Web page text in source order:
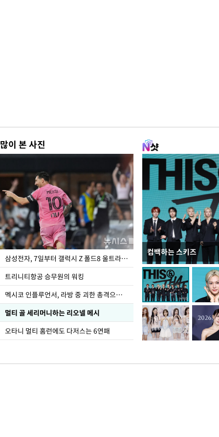
많이 본 사진
삼성전자, 7일부터 갤럭시 Z 폴드8 울트라·폴드8·플립8 출시
트리니티항공 승무원의 워킹
멕시코 인플루언서, 라방 중 괴한 총격으로 사망
멀티 골 세리머니하는 리오넬 메시
오타니 멀티 홈런에도 다저스는 6연패
컴백하는 스키즈
입추 하루 앞둔 전남
폭염